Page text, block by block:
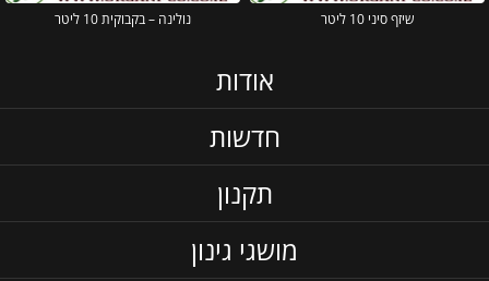
שיזף סיני 10 ליטר נולינה – בקבוקית 10 ליטר
אודות
חדשות
תקנון
מושגי גינון